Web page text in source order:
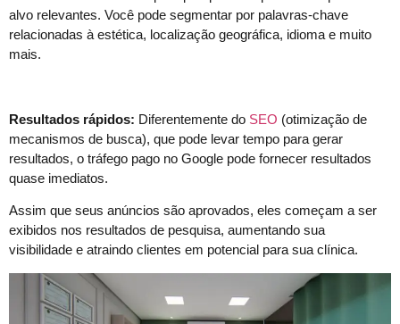
alvo relevantes. Você pode segmentar por palavras-chave
relacionadas à estética, localização geográfica, idioma e muito
mais.
Resultados rápidos: Diferentemente do SEO (otimização de
mecanismos de busca), que pode levar tempo para gerar
resultados, o tráfego pago no Google pode fornecer resultados
quase imediatos.
Assim que seus anúncios são aprovados, eles começam a ser
exibidos nos resultados de pesquisa, aumentando sua
visibilidade e atraindo clientes em potencial para sua clínica.